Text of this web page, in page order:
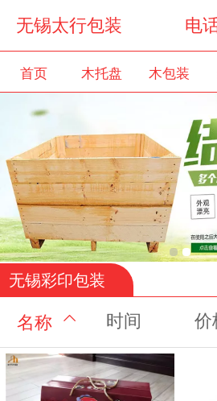
无锡太行包装 电话
首页 木托盘 木包装
无锡彩印包装
名称 时间 价